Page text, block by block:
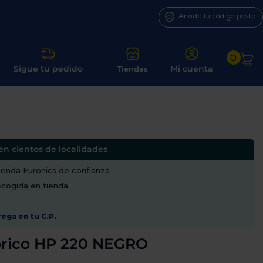
Añade tu código postal
Sigue tu pedido Tiendas Mi cuenta
0
cientos de localidades
Euronics de confianza
en tienda
en tu C.P.
HP 220 NEGRO